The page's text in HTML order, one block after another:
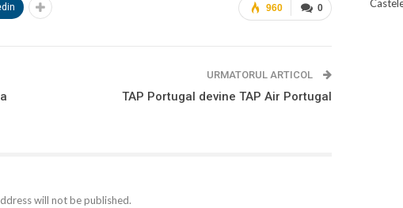
0
960
URMATORUL ARTICOL
TAP Portugal devine TAP Air Portugal
will not be published.